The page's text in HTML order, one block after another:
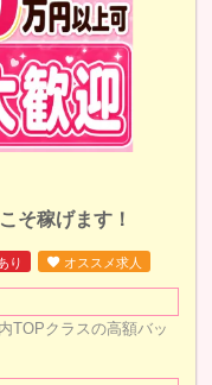
そ稼げます！
り オススメ求人
TOPクラスの高額バッ